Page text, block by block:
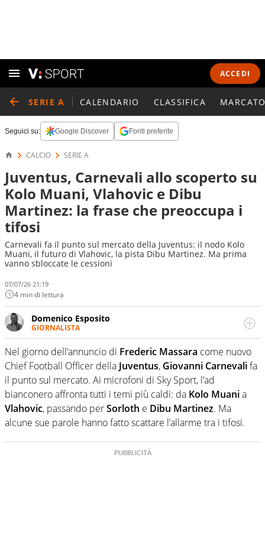
ACCEDI
SERIE A CALENDARIO CLASSIFICA
Seguici su: Google Discover Fonti preferite
CALCIO SERIE A
Juventus, Carnevali allo scoperto su
Kolo Muani, Vlahovic e Dibu
Martinez: la frase che preoccupa i
tifosi
Carnevali fa il punto sul mercato della Juventus: il nodo Kolo
Muani, il futuro di Vlahovic, la pista Dibu Martinez. Ma prima
vanno sbloccate le cessioni
07/07/26 21:19
4 min di lettura
Domenico Esposito
GIORNALISTA
Da vent’anni in campo e sul campo per vivere ogni evento
in tutte le sue sfaccettature. Passione smisurata per il
calcio e per la sfera di cuoio. Il pallone è una cosa
serissima, guai a dirgli di no
Nel giorno dell’annuncio di Frederic Massara come nuovo
Chief Football Officer della Juventus, Giovanni Carnevalifa
il punto sul mercato. Ai microfoni di Sky Sport, l’ad
bianconero affronta tutti i temi più caldi: da Kolo Muania
Vlahovic, passando perSorloth e Dibu Martinez. Ma
alcune sue parole hanno fatto scattare l’allarme tra i tifosi.